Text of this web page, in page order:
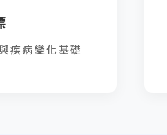
疾病變化基礎